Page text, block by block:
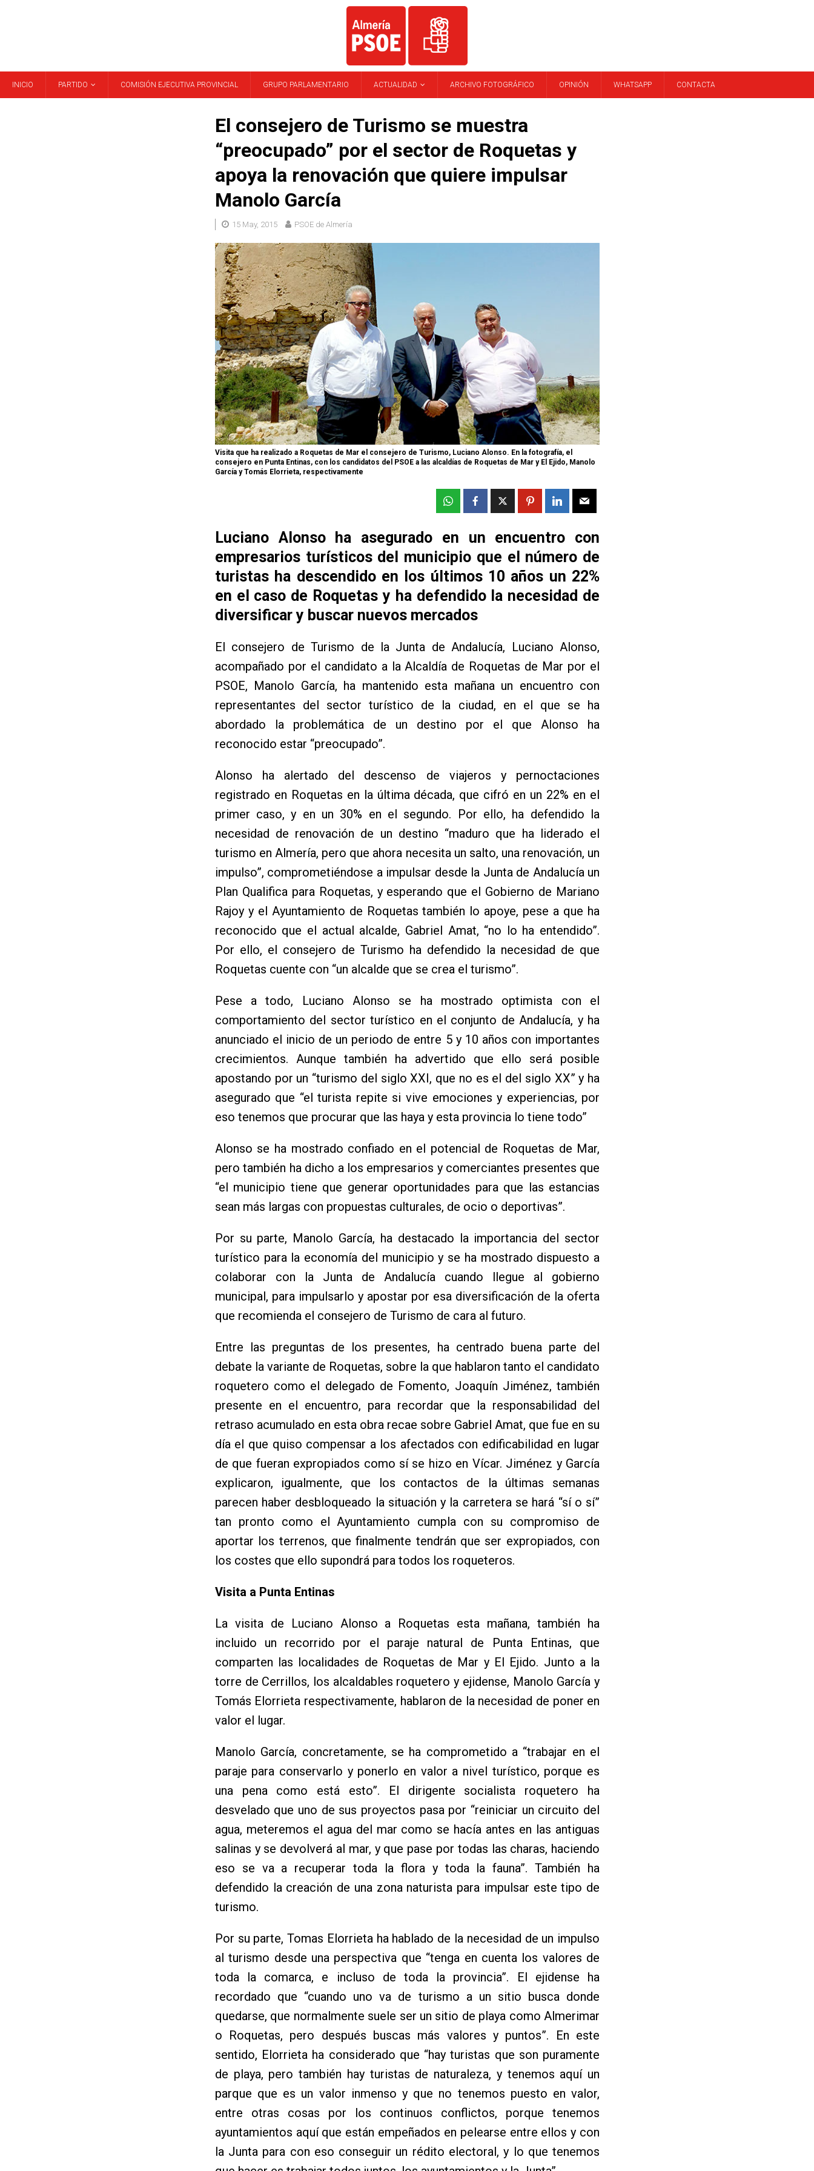
INICIO PARTIDO COMISIÓN EJECUTIVA PROVINCIAL GRUPO PARLAMENTARIO ACTUALIDAD ARCHIVO FOTOGRÁFICO OPINIÓN WHATSAPP CONTACTA
El consejero de Turismo se muestra
“preocupado” por el sector de Roquetas y
apoya la renovación que quiere impulsar
Manolo García
15 May, 2015 PSOE de Almería
Visita que ha realizado a Roquetas de Mar el consejero de Turismo, Luciano Alonso. En la fotografía, el
consejero en Punta Entinas, con los candidatos del PSOE a las alcaldías de Roquetas de Mar y El Ejido, Manolo
García y Tomás Elorrieta, respectivamente
Luciano Alonso ha asegurado en un encuentro con
empresarios turísticos del municipio que el número de
turistas ha descendido en los últimos 10 años un 22%
en el caso de Roquetas y ha defendido la necesidad de
diversificar y buscar nuevos mercados
El consejero de Turismo de la Junta de Andalucía, Luciano Alonso,
acompañado por el candidato a la Alcaldía de Roquetas de Mar por el
PSOE, Manolo García, ha mantenido esta mañana un encuentro con
representantes del sector turístico de la ciudad, en el que se ha
abordado la problemática de un destino por el que Alonso ha
reconocido estar “preocupado”.
Alonso ha alertado del descenso de viajeros y pernoctaciones
registrado en Roquetas en la última década, que cifró en un 22% en el
primer caso, y en un 30% en el segundo. Por ello, ha defendido la
necesidad de renovación de un destino “maduro que ha liderado el
turismo en Almería, pero que ahora necesita un salto, una renovación, un
impulso”, comprometiéndose a impulsar desde la Junta de Andalucía un
Plan Qualifica para Roquetas, y esperando que el Gobierno de Mariano
Rajoy y el Ayuntamiento de Roquetas también lo apoye, pese a que ha
reconocido que el actual alcalde, Gabriel Amat, “no lo ha entendido”.
Por ello, el consejero de Turismo ha defendido la necesidad de que
Roquetas cuente con “un alcalde que se crea el turismo”.
Pese a todo, Luciano Alonso se ha mostrado optimista con el
comportamiento del sector turístico en el conjunto de Andalucía, y ha
anunciado el inicio de un periodo de entre 5 y 10 años con importantes
crecimientos. Aunque también ha advertido que ello será posible
apostando por un “turismo del siglo XXI, que no es el del siglo XX” y ha
asegurado que “el turista repite si vive emociones y experiencias, por
eso tenemos que procurar que las haya y esta provincia lo tiene todo”
Alonso se ha mostrado confiado en el potencial de Roquetas de Mar,
pero también ha dicho a los empresarios y comerciantes presentes que
“el municipio tiene que generar oportunidades para que las estancias
sean más largas con propuestas culturales, de ocio o deportivas”.
Por su parte, Manolo García, ha destacado la importancia del sector
turístico para la economía del municipio y se ha mostrado dispuesto a
colaborar con la Junta de Andalucía cuando llegue al gobierno
municipal, para impulsarlo y apostar por esa diversificación de la oferta
que recomienda el consejero de Turismo de cara al futuro.
Entre las preguntas de los presentes, ha centrado buena parte del
debate la variante de Roquetas, sobre la que hablaron tanto el candidato
roquetero como el delegado de Fomento, Joaquín Jiménez, también
presente en el encuentro, para recordar que la responsabilidad del
retraso acumulado en esta obra recae sobre Gabriel Amat, que fue en su
día el que quiso compensar a los afectados con edificabilidad en lugar
de que fueran expropiados como sí se hizo en Vícar. Jiménez y García
explicaron, igualmente, que los contactos de la últimas semanas
parecen haber desbloqueado la situación y la carretera se hará “sí o sí”
tan pronto como el Ayuntamiento cumpla con su compromiso de
aportar los terrenos, que finalmente tendrán que ser expropiados, con
los costes que ello supondrá para todos los roqueteros.
Visita a Punta Entinas
La visita de Luciano Alonso a Roquetas esta mañana, también ha
incluido un recorrido por el paraje natural de Punta Entinas, que
comparten las localidades de Roquetas de Mar y El Ejido. Junto a la
torre de Cerrillos, los alcaldables roquetero y ejidense, Manolo García y
Tomás Elorrieta respectivamente, hablaron de la necesidad de poner en
valor el lugar.
Manolo García, concretamente, se ha comprometido a “trabajar en el
paraje para conservarlo y ponerlo en valor a nivel turístico, porque es
una pena como está esto”. El dirigente socialista roquetero ha
desvelado que uno de sus proyectos pasa por “reiniciar un circuito del
agua, meteremos el agua del mar como se hacía antes en las antiguas
salinas y se devolverá al mar, y que pase por todas las charas, haciendo
eso se va a recuperar toda la flora y toda la fauna”. También ha
defendido la creación de una zona naturista para impulsar este tipo de
turismo.
Por su parte, Tomas Elorrieta ha hablado de la necesidad de un impulso
al turismo desde una perspectiva que “tenga en cuenta los valores de
toda la comarca, e incluso de toda la provincia”. El ejidense ha
recordado que “cuando uno va de turismo a un sitio busca donde
quedarse, que normalmente suele ser un sitio de playa como Almerimar
o Roquetas, pero después buscas más valores y puntos”. En este
sentido, Elorrieta ha considerado que “hay turistas que son puramente
de playa, pero también hay turistas de naturaleza, y tenemos aquí un
parque que es un valor inmenso y que no tenemos puesto en valor,
entre otras cosas por los continuos conflictos, porque tenemos
ayuntamientos aquí que están empeñados en pelearse entre ellos y con
la Junta para con eso conseguir un rédito electoral, y lo que tenemos